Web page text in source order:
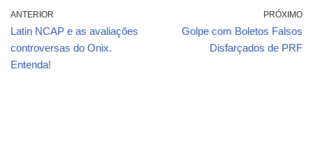
ANTERIOR
Latin NCAP e as avaliações
controversas do Onix.
Entenda!
PRÓXIMO
Golpe com Boletos Falsos
Disfarçados de PRF